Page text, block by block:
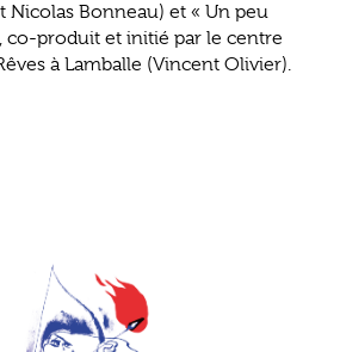
Nicolas Bonneau) et « Un peu
co-produit et initié par le centre
à Lamballe (Vincent Olivier).